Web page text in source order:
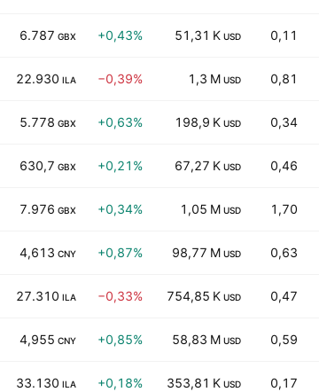
6.787 GBX +0,43% 51,31 K USD 0,11
22.930 ILA −0,39% 1,3 M USD 0,81
5.778 GBX +0,63% 198,9 K USD 0,34
630,7 GBX +0,21% 67,27 K USD 0,46
7.976 GBX +0,34% 1,05 M USD 1,70
4,613 CNY +0,87% 98,77 M USD 0,63
27.310 ILA −0,33% 754,85 K USD 0,47
4,955 CNY +0,85% 58,83 M USD 0,59
33.130 ILA +0,18% 353,81 K USD 0,17